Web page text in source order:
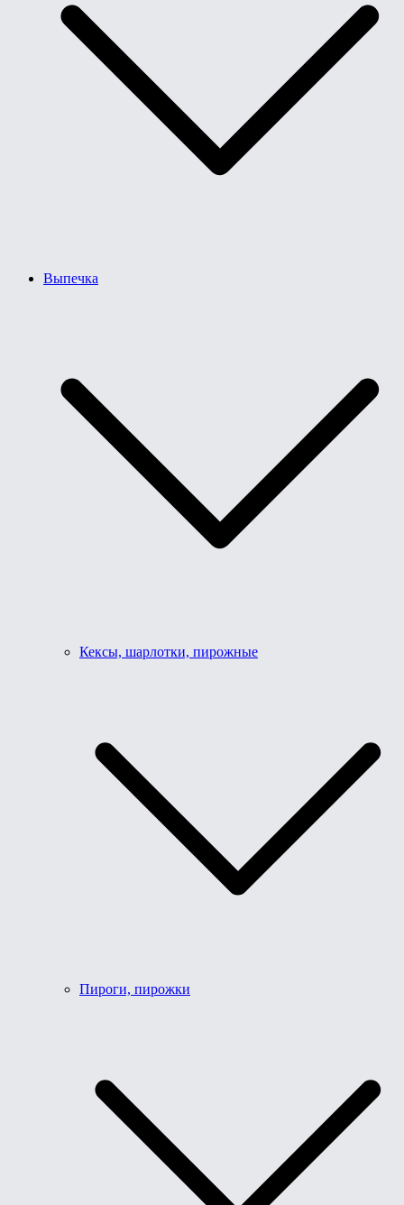
Выпечка
Кексы, шарлотки, пирожные
Пироги, пирожки